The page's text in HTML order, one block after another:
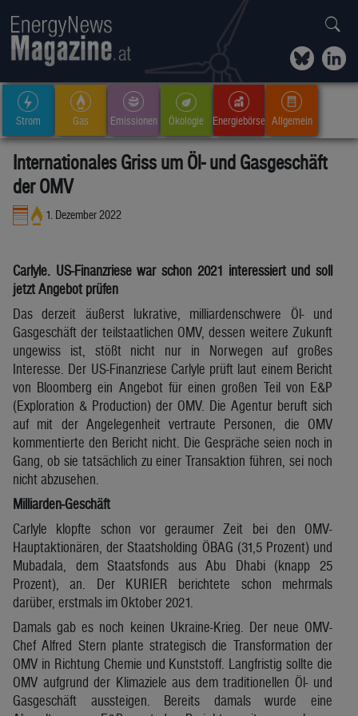
Strom Gas Emissionen Ökologie Energiebörse Allgemein
Internationales Griss um Öl- und Gasgeschäft
der OMV
1. Dezember 2022
Carlyle. US-Finanzriese war schon 2021 interessiert und soll
jetzt Angebot prüfen
Das derzeit äußerst lukrative, milliardenschwere Öl- und
Gasgeschäft der teilstaatlichen OMV, dessen weitere Zukunft
ungewiss ist, stößt nicht nur in Norwegen auf großes
Interesse. Der US-Finanzriese Carlyle prüft laut einem Bericht
von Bloomberg ein Angebot für einen großen Teil von E&P
(Exploration & Production) der OMV. Die Agentur beruft sich
auf mit der Angelegenheit vertraute Personen, die OMV
kommentierte den Bericht nicht. Die Gespräche seien noch in
Gang, ob sie tatsächlich zu einer Transaktion führen, sei noch
nicht abzusehen.
Milliarden-Geschäft
Carlyle klopfte schon vor geraumer Zeit bei den OMV-
Hauptaktionären, der Staatsholding ÖBAG (31,5 Prozent) und
Mubadala, dem Staatsfonds aus Abu Dhabi (knapp 25
Prozent), an. Der KURIER berichtete schon mehrmals
darüber, erstmals im Oktober 2021.
Damals gab es noch keinen Ukraine-Krieg. Der neue OMV-
Chef Alfred Stern plante strategisch die Transformation der
OMV in Richtung Chemie und Kunststoff. Langfristig sollte die
OMV aufgrund der Klimaziele aus dem traditionellen Öl- und
Gasgeschäft aussteigen. Bereits damals wurde eine